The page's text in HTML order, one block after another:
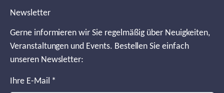
Newsletter
Gerne informieren wir Sie regelmäßig über Neuigkeiten,
Veranstaltungen und Events. Bestellen Sie einfach
unseren Newsletter:
Ihre E-Mail *